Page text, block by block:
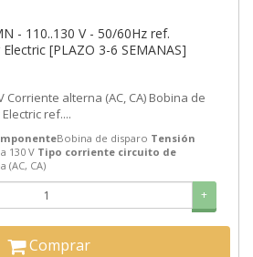
- 110..130 V - 50/60Hz ref.
[PLAZO 3-6 SEMANAS]
ref....
Bobina de disparo Tensión
130 V Tipo corriente circuito de
(AC, CA)
+
Comprar